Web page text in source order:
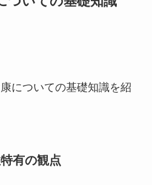
についての基礎知識を紹
有の観点